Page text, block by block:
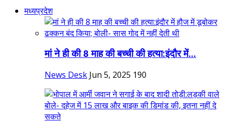
मध्यप्रदेश
मां ने ही की 8 माह की बच्ची की हत्या:इंदौर में...
News Desk Jun 5, 2025 190